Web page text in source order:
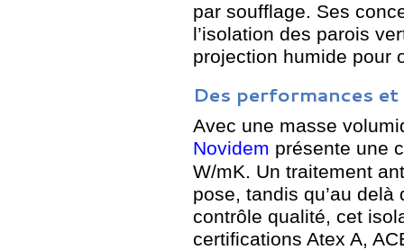
par soufflage. Ses
l’isolation des parois
projection humide pour
Des performances
Avec une masse
Novidem présente une
W/mK. Un traitement
pose, tandis qu’au
contrôle qualité, cet
certifications Atex A,